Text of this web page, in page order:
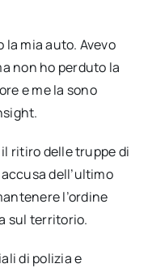
mia auto. Avevo
non ho perduto la
e me la sono
ritiro delle truppe di
dell’ultimo
l’ordine
sul territorio.
di polizia e